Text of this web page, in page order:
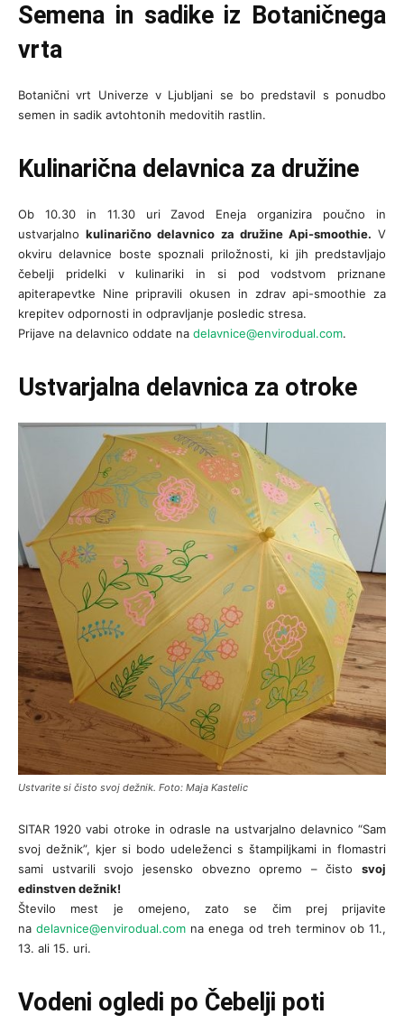
Semena in sadike iz Botaničnega
vrta
Botanični vrt Univerze v Ljubljani se bo predstavil s ponudbo
semen in sadik avtohtonih medovitih rastlin.
Kulinarična delavnica za družine
Ob 10.30 in 11.30 uri Zavod Eneja organizira poučno in
ustvarjalnokulinarično delavnico za družine Api-smoothie. V
okviru delavnice boste spoznali priložnosti, ki jih predstavljajo
čebelji pridelki v kulinariki in si pod vodstvom priznane
apiterapevtke Nine pripravili okusen in zdrav api-smoothie za
krepitev odpornosti in odpravljanje posledic stresa.
Prijave na delavnico oddate na delavnice@envirodual.com.
Ustvarjalna delavnica za otroke
Ustvarite si čisto svoj dežnik. Foto: Maja Kastelic
SITAR 1920 vabi otroke in odrasle na ustvarjalno delavnico “Sam
svoj dežnik”, kjer si bodo udeleženci s štampiljkami in flomastri
sami ustvarili svojo jesensko obvezno opremo – čisto svoj
edinstven dežnik!
Število mest je omejeno, zato se čim prej prijavite
nadelavnice@envirodual.com na enega od treh terminov ob 11.,
13. ali 15. uri.
Vodeni ogledi po Čebelji poti